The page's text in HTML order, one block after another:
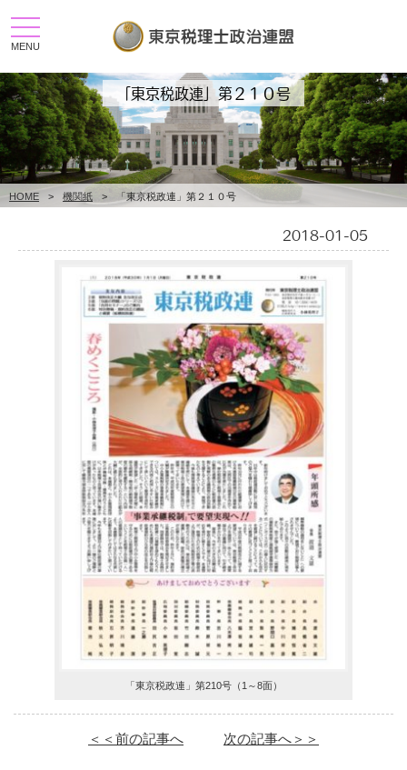
toggle
navigation
MENU
HOME > 機関紙 > 「東京税政連」第２１０号
「東京税政連」第２１０号
2018-01-05
「東京税政連」第210号（1～8面）
＜＜前の記事へ 次の記事へ＞＞